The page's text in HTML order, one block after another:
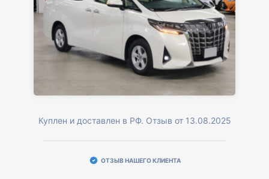
Куплен и доставлен в РФ. Отзыв от 13.08.2025
ОТЗЫВ НАШЕГО КЛИЕНТА